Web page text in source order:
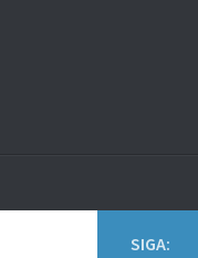
SIGA: